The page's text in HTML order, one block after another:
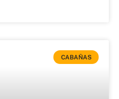
CABAÑAS